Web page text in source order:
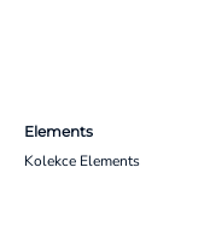
Elements
Kolekce Elements